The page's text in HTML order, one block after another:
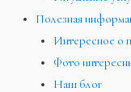
Полезная
Интересное о
Фото
Наш блог